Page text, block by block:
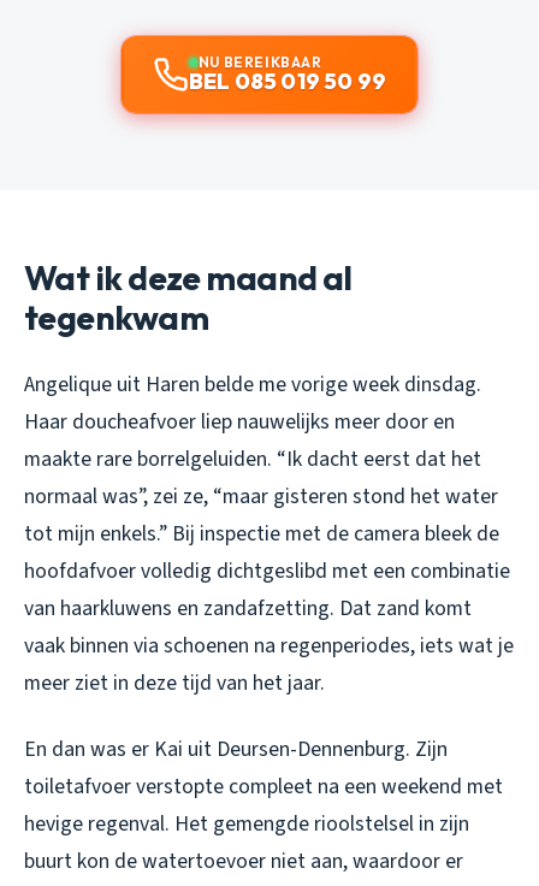
NU BEREIKBAAR
BEL 085 019 50 99
Wat ik deze maand al
tegenkwam
Angelique uit Haren belde me vorige week dinsdag.
Haar doucheafvoer liep nauwelijks meer door en
maakte rare borrelgeluiden. “Ik dacht eerst dat het
normaal was”, zei ze, “maar gisteren stond het water
tot mijn enkels.” Bij inspectie met de camera bleek de
hoofdafvoer volledig dichtgeslibd met een combinatie
van haarkluwens en zandafzetting. Dat zand komt
vaak binnen via schoenen na regenperiodes, iets wat je
meer ziet in deze tijd van het jaar.
En dan was er Kai uit Deursen-Dennenburg. Zijn
toiletafvoer verstopte compleet na een weekend met
hevige regenval. Het gemengde rioolstelsel in zijn
buurt kon de watertoevoer niet aan, waardoor er